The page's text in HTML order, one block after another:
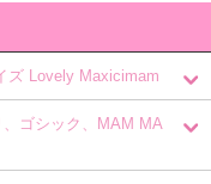
ズ Lovely Maxicimam
ゴシック、MAM MA